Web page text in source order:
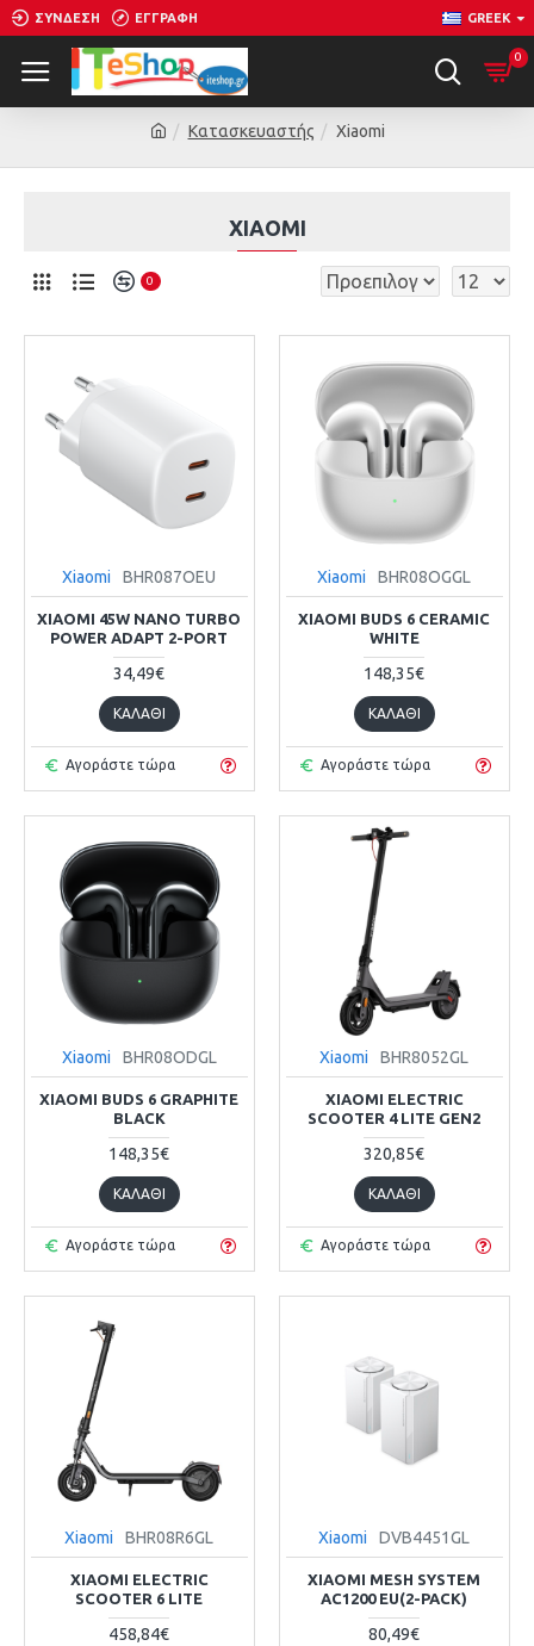
ΣΎΝΔΕΣΗ ΕΓΓΡΑΦΉ GREEK
0
Κατασκευαστής Xiaomi
XIAOMI
0
Xiaomi BHR087OEU
XIAOMI 45W NANO TURBO
POWER ADAPT 2-PORT
34,49€
ΚΑΛΆΘΙ
Αγοράστε τώρα
Xiaomi BHR08OGGL
XIAOMI BUDS 6 CERAMIC
WHITE
148,35€
ΚΑΛΆΘΙ
Αγοράστε τώρα
Xiaomi BHR08ODGL
XIAOMI BUDS 6 GRAPHITE
BLACK
148,35€
ΚΑΛΆΘΙ
Αγοράστε τώρα
Xiaomi BHR8052GL
XIAOMI ELECTRIC
SCOOTER 4 LITE GEN2
320,85€
ΚΑΛΆΘΙ
Αγοράστε τώρα
Xiaomi BHR08R6GL
XIAOMI ELECTRIC
SCOOTER 6 LITE
458,84€
Xiaomi DVB4451GL
XIAOMI MESH SYSTEM
AC1200 EU(2-PACK)
80,49€